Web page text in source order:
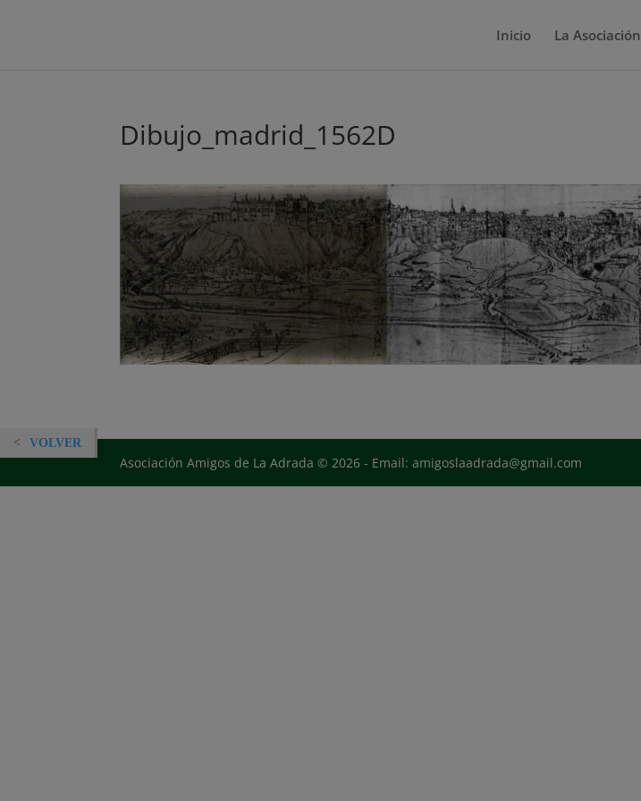
Inicio La Asociación
Dibujo_madrid_1562D
Asociación Amigos de La Adrada © 2026 - Email: amigoslaadrada@gmail.com
VOLVER